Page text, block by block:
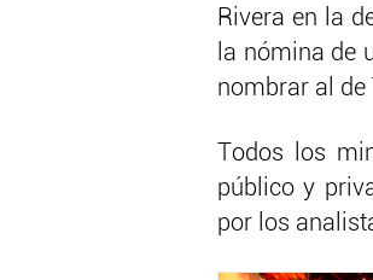
Rivera en la
la nómina de
nombrar al de
Todos los
público y
por los